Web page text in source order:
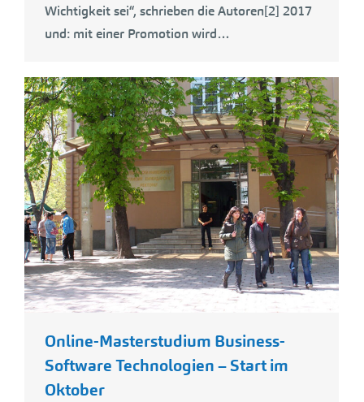
Wichtigkeit sei“, schrieben die Autoren[2] 2017
und: mit einer Promotion wird…
Online-Masterstudium Business-
Software Technologien – Start im
Oktober